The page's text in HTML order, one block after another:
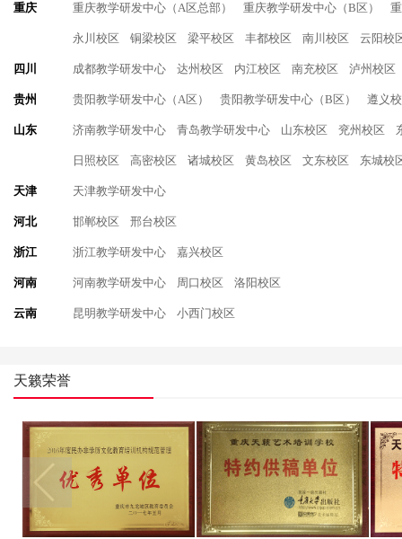
重庆 重庆教学研发中心（A区总部） 重庆教学研发中心（B区）
永川校区 铜梁校区 梁平校区 丰都校区 南川校区 云阳校
四川 成都教学研发中心 达州校区 内江校区 南充校区 泸州校区
贵州 贵阳教学研发中心（A区） 贵阳教学研发中心（B区） 遵义
山东 济南教学研发中心 青岛教学研发中心 山东校区 兖州校区
日照校区 高密校区 诸城校区 黄岛校区 文东校区 东城校
天津 天津教学研发中心
河北 邯郸校区 邢台校区
浙江 浙江教学研发中心 嘉兴校区
河南 河南教学研发中心 周口校区 洛阳校区
云南 昆明教学研发中心 小西门校区
天籁荣誉